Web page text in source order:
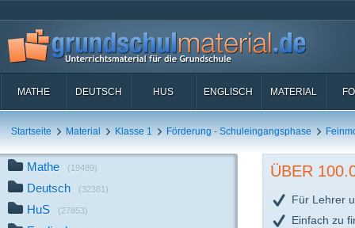
MATHE DEUTSCH HUS ENGLISCH MATERIAL
Startseite Material Klasse 1 Förderung - Schuleingangsphase
Mathe (19489)
Deutsch (32381)
HuS (27853)
ÜBER
Für Lehrer
Einfach zu